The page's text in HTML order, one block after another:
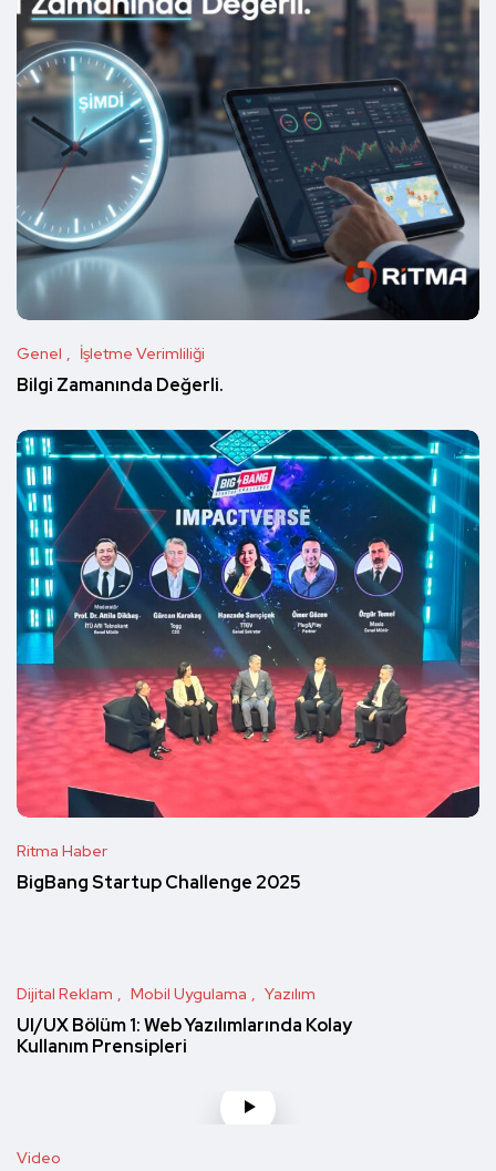
Genel İşletme Verimliliği
Bilgi Zamanında Değerli.
Ritma Haber
BigBang Startup Challenge 2025
Dijital Reklam Mobil Uygulama Yazılım
UI/UX Bölüm 1: Web Yazılımlarında Kolay
Kullanım Prensipleri
Video